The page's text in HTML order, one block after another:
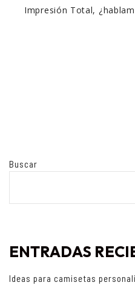
Impresión Total,
Buscar
ENTRADAS
Ideas para camisetas